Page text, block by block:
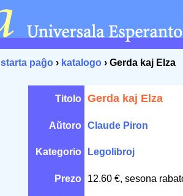
starta paĝo › katalogo › Gerda kaj Elza
Titolo Gerda kaj Elza
Aŭtoro Claude Piron
Kategorio Legolibroj
Prezo 12.60 €, sesona